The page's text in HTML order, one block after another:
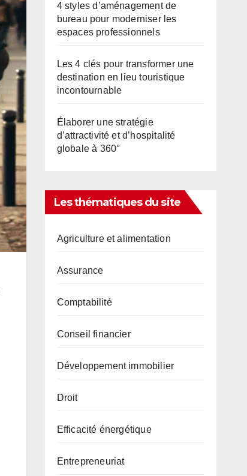
4 styles d’aménagement de
bureau pour moderniser les
espaces professionnels
Les 4 clés pour transformer une
destination en lieu touristique
incontournable
Élaborer une stratégie
d’attractivité et d’hospitalité
globale à 360°
Les thématiques du site
Agriculture et alimentation
Assurance
Comptabilité
Conseil financier
Développement immobilier
Droit
Efficacité énergétique
Entrepreneuriat